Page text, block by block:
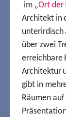
im „Ort
Architekt in
unterirdisch
über zwei
erreichbare
Architektur
gibt in
Räumen